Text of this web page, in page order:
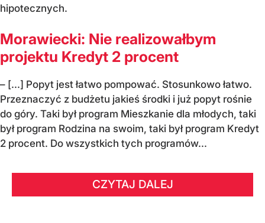
hipotecznych.
Morawiecki: Nie realizowałbym
projektu Kredyt 2 procent
– [...] Popyt jest łatwo pompować. Stosunkowo łatwo.
Przeznaczyć z budżetu jakieś środki i już popyt rośnie
do góry. Taki był program Mieszkanie dla młodych, taki
był program Rodzina na swoim, taki był program Kredyt
2 procent. Do wszystkich tych programów...
CZYTAJ DALEJ